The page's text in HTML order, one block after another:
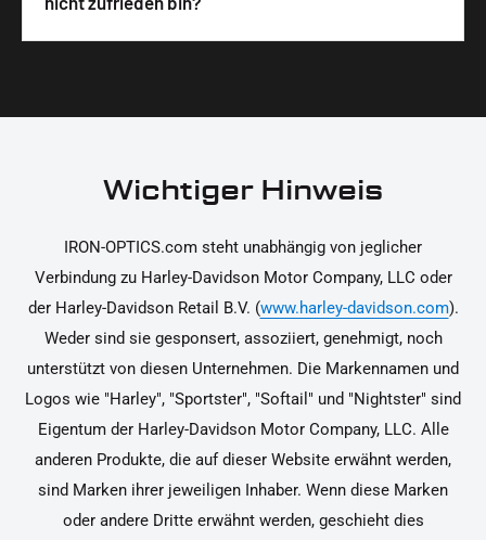
unterstützen dich dabei, die Teile sicher und
korrekt an deinem Motorrad zu installieren.
Ja, du kannst die Teile innerhalb von 14 Tagen
Rücksendung findest du in unseren
Wichtiger Hinweis
IRON-OPTICS.com steht unabhängig von jeglicher
Verbindung zu Harley-Davidson Motor Company, LLC oder
der Harley-Davidson Retail B.V. (www.harley-davidson.com).
Weder sind sie gesponsert, assoziiert, genehmigt, noch
unterstützt von diesen Unternehmen. Die Markennamen und
Logos wie "Harley", "Sportster", "Softail" und "Nightster" sind
Eigentum der Harley-Davidson Motor Company, LLC. Alle
anderen Produkte, die auf dieser Website erwähnt werden,
sind Marken ihrer jeweiligen Inhaber. Wenn diese Marken
oder andere Dritte erwähnt werden, geschieht dies